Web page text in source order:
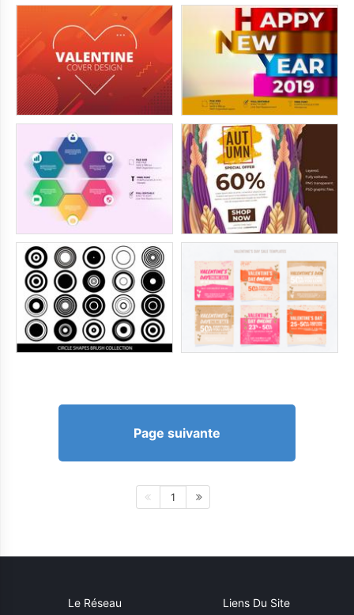
Page suivante
1
Le Réseau Liens Du Site